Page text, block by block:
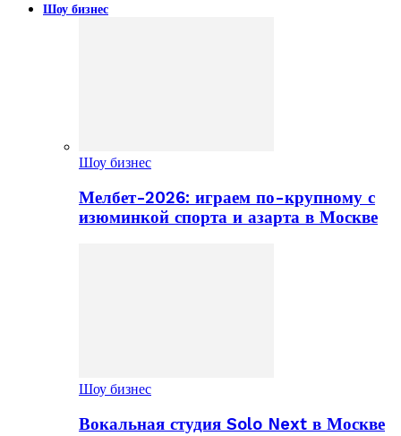
Шоу бизнес
Шоу бизнес
Мелбет-2026: играем по-крупному с
изюминкой спорта и азарта в Москве
Шоу бизнес
Вокальная студия Solo Next в Москве